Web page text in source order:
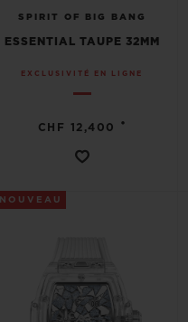
SPIRIT OF BIG BANG
ESSENTIAL TAUPE 32MM
EXCLUSIVITÉ EN LIGNE
CHF 12,400 •
NOUVEAU